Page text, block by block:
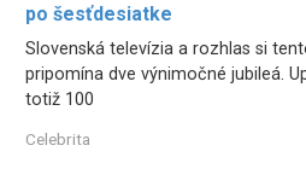
po šesťdesiatke
Slovenská televízia a rozhlas si
pripomína dve výnimočné jubileá.
totiž 100
Celebrita